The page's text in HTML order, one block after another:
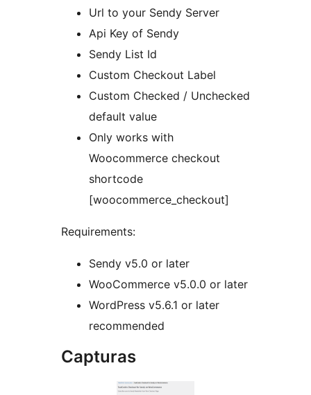
Url to your Sendy Server
Api Key of Sendy
Sendy List Id
Custom Checkout Label
Custom Checked / Unchecked
default value
Only works with
Woocommerce checkout
shortcode
[woocommerce_checkout]
Requirements:
Sendy v5.0 or later
WooCommerce v5.0.0 or later
WordPress v5.6.1 or later
recommended
Capturas